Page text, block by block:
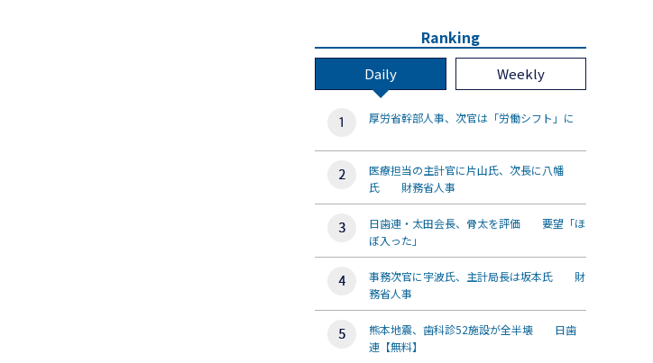
Ranking
Daily Weekly
厚労省幹部人事、次官は「労働シフト」に
医療担当の主計官に片山氏、次長に八幡
氏 財務省人事
日歯連・太田会長、骨太を評価 要望「ほ
ぼ入った」
事務次官に宇波氏、主計局長は坂本氏 財
務省人事
熊本地震、歯科診52施設が全半壊 日歯
連【無料】